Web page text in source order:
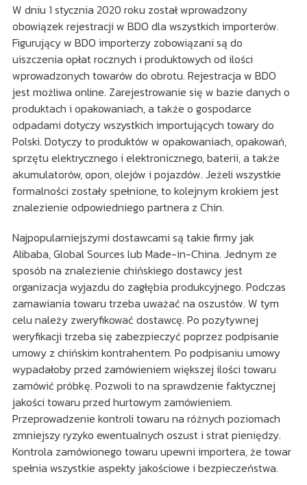
W dniu 1 stycznia 2020 roku został wprowadzony
obowiązek rejestracji w BDO dla wszystkich importerów.
Figurujący w BDO importerzy zobowiązani są do
uiszczenia opłat rocznych i produktowych od ilości
wprowadzonych towarów do obrotu. Rejestracja w BDO
jest możliwa online. Zarejestrowanie się w bazie danych o
produktach i opakowaniach, a także o gospodarce
odpadami dotyczy wszystkich importujących towary do
Polski. Dotyczy to produktów w opakowaniach, opakowań,
sprzętu elektrycznego i elektronicznego, baterii, a także
akumulatorów, opon, olejów i pojazdów. Jeżeli wszystkie
formalności zostały spełnione, to kolejnym krokiem jest
znalezienie odpowiedniego partnera z Chin.
Najpopularniejszymi dostawcami są takie firmy jak
Alibaba, Global Sources lub Made-in-China. Jednym ze
sposób na znalezienie chińskiego dostawcy jest
organizacja wyjazdu do zagłębia produkcyjnego. Podczas
zamawiania towaru trzeba uważać na oszustów. W tym
celu należy zweryfikować dostawcę. Po pozytywnej
weryfikacji trzeba się zabezpieczyć poprzez podpisanie
umowy z chińskim kontrahentem. Po podpisaniu umowy
wypadałoby przed zamówieniem większej ilości towaru
zamówić próbkę. Pozwoli to na sprawdzenie faktycznej
jakości towaru przed hurtowym zamówieniem.
Przeprowadzenie kontroli towaru na różnych poziomach
zmniejszy ryzyko ewentualnych oszust i strat pieniędzy.
Kontrola zamówionego towaru upewni importera, że towar
spełnia wszystkie aspekty jakościowe i bezpieczeństwa.